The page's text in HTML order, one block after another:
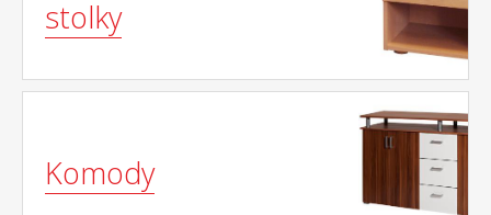
stolky
Komody